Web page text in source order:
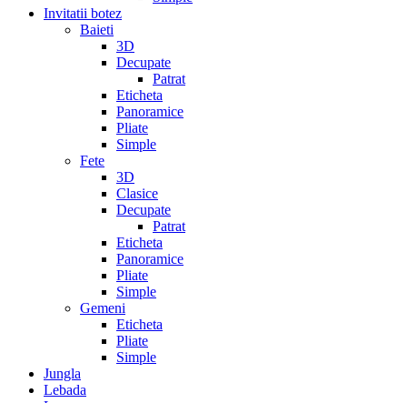
Invitatii botez
Baieti
3D
Decupate
Patrat
Eticheta
Panoramice
Pliate
Simple
Fete
3D
Clasice
Decupate
Patrat
Eticheta
Panoramice
Pliate
Simple
Gemeni
Eticheta
Pliate
Simple
Jungla
Lebada